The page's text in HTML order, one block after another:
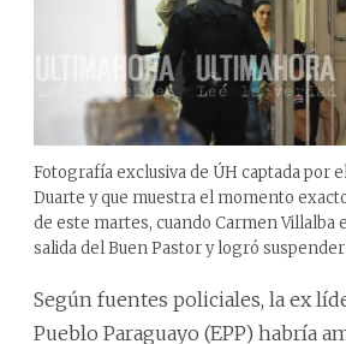
Fotografía exclusiva de ÚH captada por
Duarte y que muestra el momento
de este martes, cuando Carmen Villalba
salida del Buen Pastor y logró
Según fuentes policiales, la ex
Pueblo Paraguayo (EPP) habría